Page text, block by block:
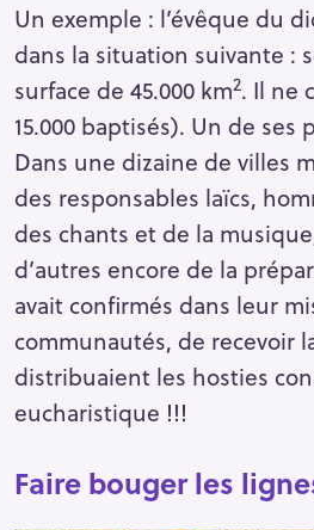
Un exemple : l’évêque du
dans la situation suivante :
surface de 45.000 km2. Il ne
15.000 baptisés). Un de
Dans une dizaine de villes
des responsables laïcs,
des chants et de la
d’autres encore de la
avait confirmés dans leur
communautés, de recevoir
distribuaient les hosties
eucharistique !!!
Faire bouger les